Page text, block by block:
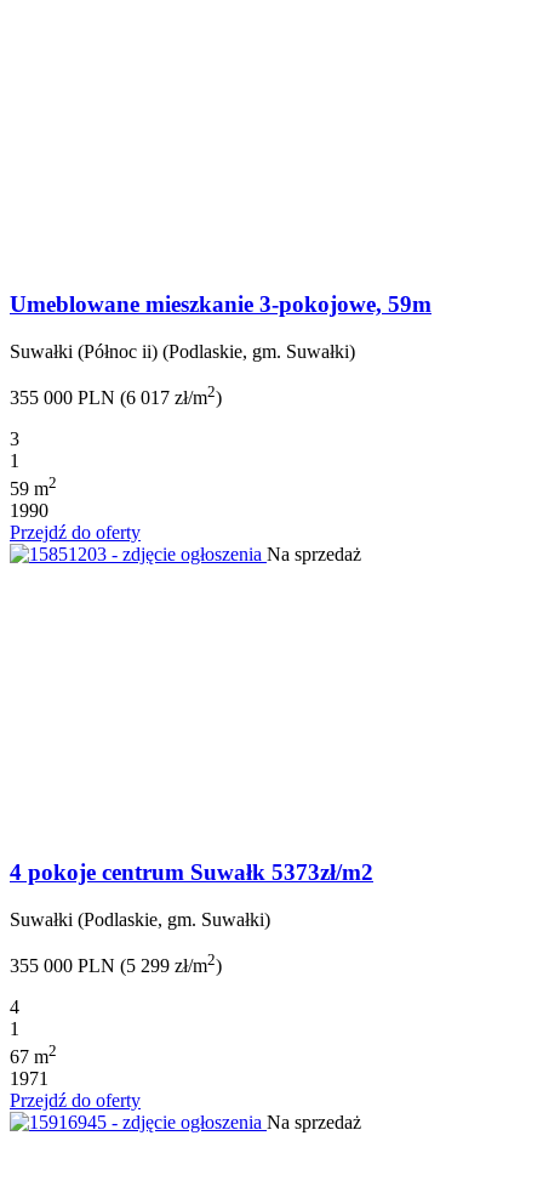
Umeblowane mieszkanie 3-pokojowe, 59m
Suwałki (Północ ii) (Podlaskie, gm. Suwałki)
355 000 PLN (6 017 zł/m2)
3
1
59 m2
1990
Przejdź do oferty
Na sprzedaż
4 pokoje centrum Suwałk 5373zł/m2
Suwałki (Podlaskie, gm. Suwałki)
355 000 PLN (5 299 zł/m2)
4
1
67 m2
1971
Przejdź do oferty
Na sprzedaż